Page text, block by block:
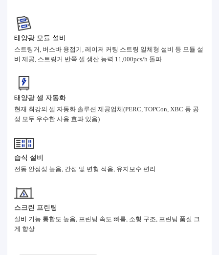
태양광 모듈 설비
스트링거, 버스바 용접기, 레이저 커팅 스트링 일체형 설비 등 모듈 설
비 제공, 스트링거 반쪽 셀 생산 능력 11,000pcs/h 돌파
태양광 셀 자동화
현재 최강의 셀 자동화 솔루션 제공업체(PERC, TOPCon, XBC 등 공
정 모두 우수한 사용 효과 있음)
습식 설비
전동 안정성 높음, 간섭 및 변형 적음, 유지보수 편리
스크린 프린팅
설비 기능 통합도 높음, 프린팅 속도 빠름, 소형 구조, 프린팅 품질 크
게 향상